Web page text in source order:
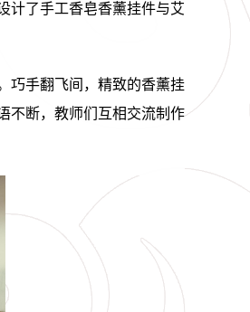
计了手工香皂香薰挂件与艾
巧手翻飞间，精致的香薰挂
不断，教师们互相交流制作